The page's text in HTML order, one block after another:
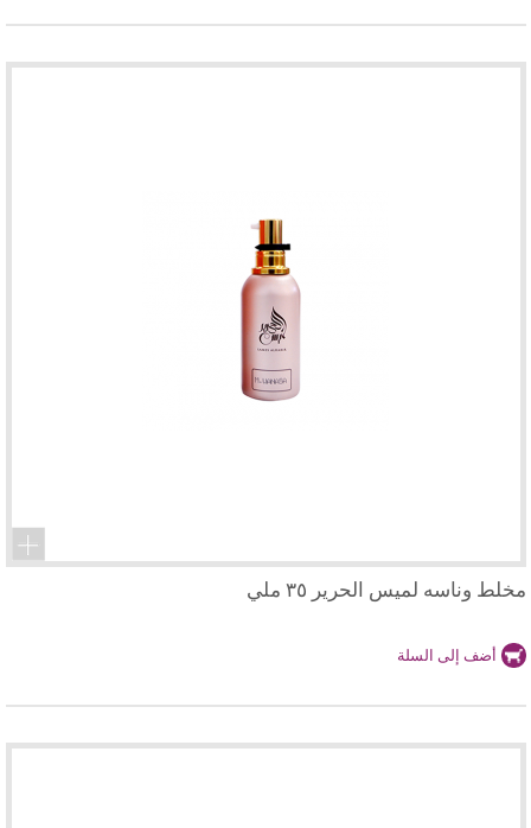
مخلط وناسه لميس الحرير ٣٥ ملي